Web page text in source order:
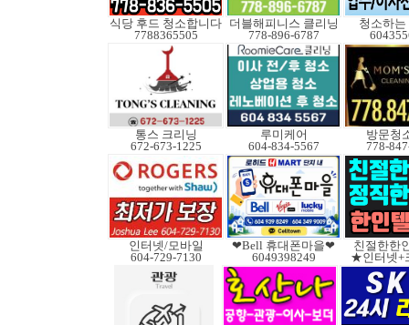
식당 후드 청소합니다
7788365505
더블해피니스 클리닝
778-896-6787
청소하는
통스 크리닝
672-673-1225
루미케어
604-834-5567
방문청
778-
인터넷/모바일
604-729-7130
❤Bell 휴대폰마을❤
6049398249
친절한한
★인터넷+